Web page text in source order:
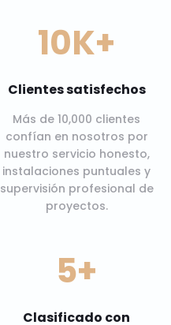
10K+
Clientes satisfechos
Más de 10,000 clientes
confían en nosotros por
nuestro servicio honesto,
instalaciones puntuales y
supervisión profesional de
proyectos.
5+
Clasificado con